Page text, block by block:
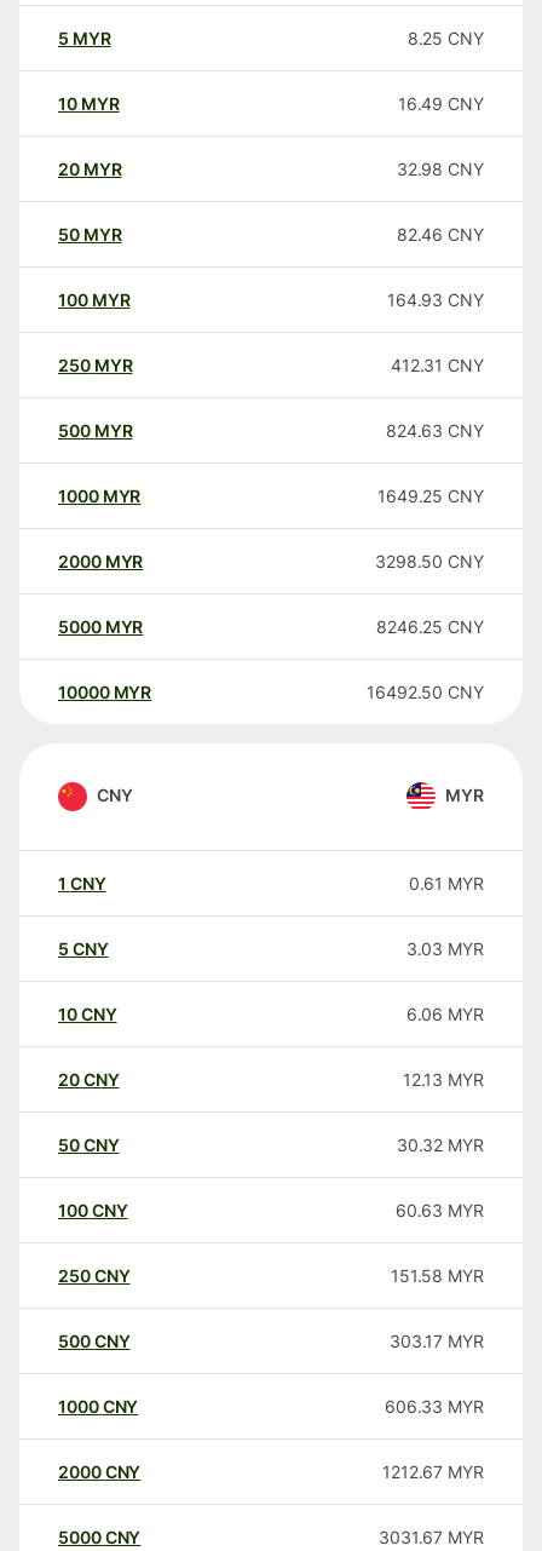
5 MYR 8.25 CNY
10 MYR 16.49 CNY
20 MYR 32.98 CNY
50 MYR 82.46 CNY
100 MYR 164.93 CNY
250 MYR 412.31 CNY
500 MYR 824.63 CNY
1000 MYR 1649.25 CNY
2000 MYR 3298.50 CNY
5000 MYR 8246.25 CNY
10000 MYR 16492.50 CNY
CNY MYR
1 CNY 0.61 MYR
5 CNY 3.03 MYR
10CNY 6.06 MYR
20CNY 12.13 MYR
50CNY 30.32 MYR
100CNY 60.63 MYR
250CNY 151.58 MYR
500CNY 303.17 MYR
1000CNY 606.33 MYR
2000CNY 1212.67 MYR
5000CNY 3031.67 MYR